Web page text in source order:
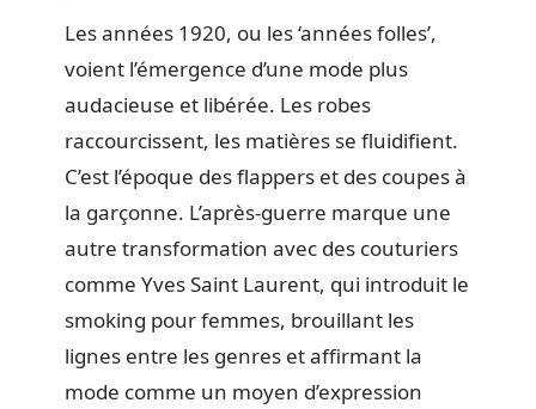
Les années 1920, ou les ‘années folles’,
voient l’émergence d’une mode plus
audacieuse et libérée. Les robes
raccourcissent, les matières se fluidifient.
C’est l’époque des flappers et des coupes à
la garçonne. L’après-guerre marque une
autre transformation avec des couturiers
comme Yves Saint Laurent, qui introduit le
smoking pour femmes, brouillant les
lignes entre les genres et affirmant la
mode comme un moyen d’expression